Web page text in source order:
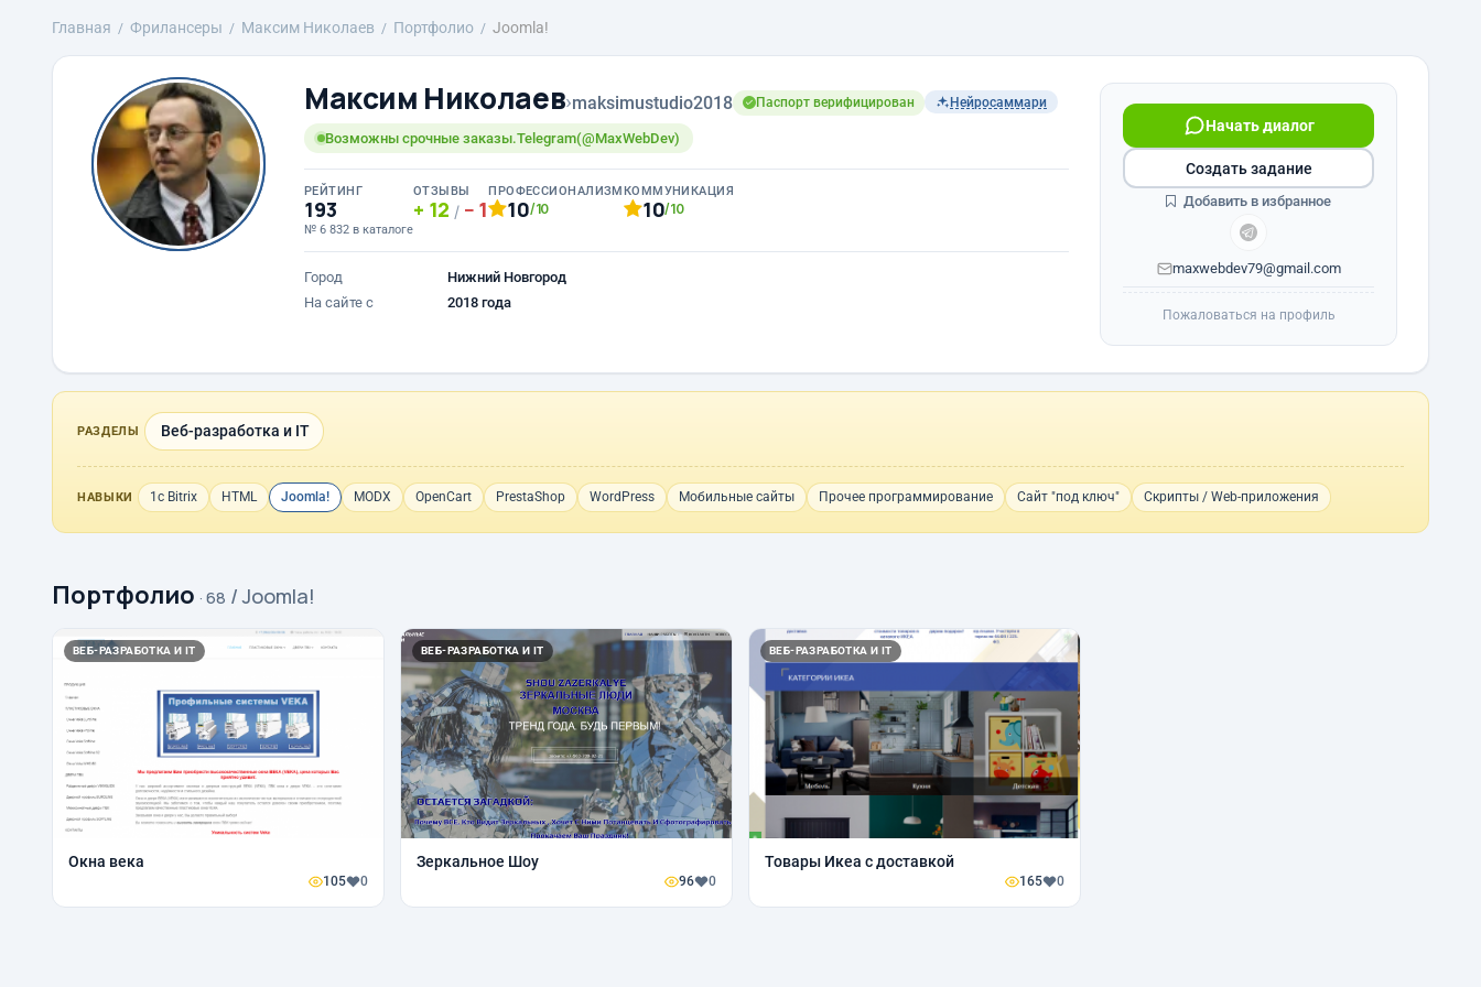
Главная Фрилансеры Максим Николаев Портфолио Joomla!
Максим Николаев›maksimustudio2018 Паспорт верифицирован Нейросаммари
Возможны срочные заказы.Telegram(@MaxWebDev)
РЕЙТИНГ
193
№ 6 832 в каталоге
ОТЗЫВЫ
12 / 1
ПРОФЕССИОНАЛИЗМ
10/10
КОММУНИКАЦИЯ
10/10
Город
Нижний Новгород
На сайте с
2018 года
Начать диалог
maxwebdev79@gmail.com
Создать задание
Добавить в избранное
Пожаловаться на профиль
РАЗДЕЛЫ Веб-разработка и IT
НАВЫКИ 1с Bitrix HTML Joomla! MODX OpenCart PrestaShop WordPress Мобильные сайты Прочее программирование Сайт "под ключ" Скрипты / Web-приложения
Портфолио · 68 / Joomla!
ВЕБ-РАЗРАБОТКА И IT
Окна века
105 0
ВЕБ-РАЗРАБОТКА И IT
Зеркальное Шоу
96 0
ВЕБ-РАЗРАБОТКА И IT
Товары Икеа с доставкой
165 0